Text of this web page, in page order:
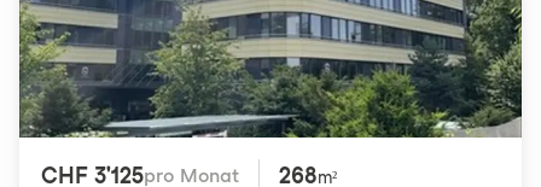
CHF 3'125pro Monat 268m²